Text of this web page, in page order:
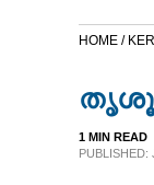
HOME /
1 MIN READ
PUBLISHED: